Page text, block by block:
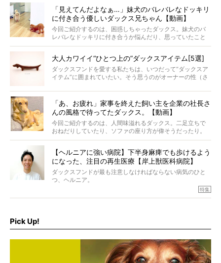
「見えてんだよなぁ…」妹犬のバレバレなドッキリ
に付き合う優しいダックス兄ちゃん【動画】
今回ご紹介するのは、困惑しちゃったダックス。妹犬のバ
レバレなドッキリに付き合うか悩んだり、思っていたこと
と違う事態に陥ったり。そんなお悩み全開なダックスの様
大人カワイイ“ひとつ上の”ダックスアイテム[5選]
ダックスフンドを愛する私たちは、いつだって“ダックスア
イテム”に囲まれていたい。そう思うのがオーナーの性（さ
ムをご紹介。
「あ、お疲れ」家事を終えた飼い主を企業の社長さ
んの風格で待ってたダックス。【動画】
今回ご紹介するのは、人間味溢れるダックス。二足立ちで
おねだりしていたり、ソファの座り方が偉そうだったり。
今にも言葉を発しそうなダックスの姿は、もう人間にしか
【ヘルニアに強い病院】下半身麻痺でも歩けるよう
になった、注目の再生医療【岸上獣医科病院】
ダックスフンドが最も注意しなければならない病気のひと
つ、ヘルニア。
特集『ヘルニアに、負けない』では、ヘルニアに強い動物
を点滴投与する治療により、歩けなかった子が投与37日で
特集
Pick Up!